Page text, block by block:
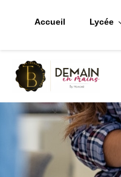
Accueil Lycée